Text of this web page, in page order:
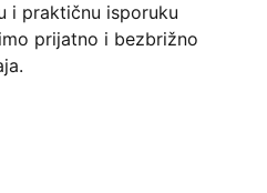
i praktičnu isporuku
prijatno i bezbrižno